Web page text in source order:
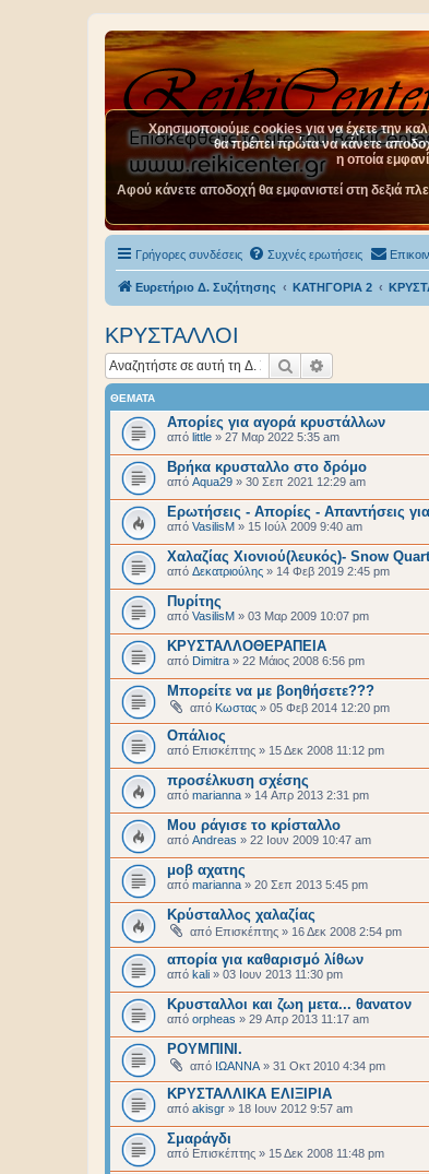
Γρήγορες συνδέσεις Συχνές ερωτήσεις
Ευρετήριο Δ. Συζήτησης ΚΑΤΗΓΟΡΙΑ 2
ΚΡΥΣΤΑΛΛΟΙ
Αναζήτηση
ΘΈΜΑΤΑ
Απορίες για αγορά κρυστάλλων
από little » 27 Μαρ 2022 5:35 am
Βρήκα κρυσταλλο στο δρόμο
από Aqua29 » 30 Σεπ 2021 12:29 am
Ερωτήσεις - Απορίες - Απαντήσεις
από VasilisM » 15 Ιούλ 2009 9:40 am
Χαλαζίας Χιονιού(λευκός)- Snow
από Δεκατριούλης » 14 Φεβ 2019 2:45 pm
Πυρίτης
από VasilisM » 03 Μαρ 2009 10:07 pm
ΚΡΥΣΤΑΛΛΟΘΕΡΑΠΕΙΑ
από Dimitra » 22 Μάιος 2008 6:56 pm
Μπορείτε να με βοηθήσετε???
από Κωστας » 05 Φεβ 2014 12:20 pm
Οπάλιος
από Επισκέπτης » 15 Δεκ 2008 11:12 pm
προσέλκυση σχέσης
από marianna » 14 Απρ 2013 2:31 pm
Μου ράγισε το κρίσταλλο
από Andreas » 22 Ιουν 2009 10:47 am
μοβ αχατης
από marianna » 20 Σεπ 2013 5:45 pm
Κρύσταλλος χαλαζίας
από Επισκέπτης » 16 Δεκ 2008 2:54 pm
απορία για καθαρισμό λίθων
από kali » 03 Ιουν 2013 11:30 pm
Κρυσταλλοι και ζωη μετα... θανατον
από orpheas » 29 Απρ 2013 11:17 am
ΡΟΥΜΠΙΝΙ.
από ΙΩΑΝΝΑ » 31 Οκτ 2010 4:34 pm
ΚΡΥΣΤΑΛΛΙΚΑ ΕΛΙΞΙΡΙΑ
από akisgr » 18 Ιουν 2012 9:57 am
Σμαράγδι
από Επισκέπτης » 15 Δεκ 2008 11:48 pm
Χρησιμοποιούμε cookies για να έχετε την
θα πρέπει πρώτα να κάνετε
η οποία
Αφού κάνετε αποδοχή θα εμφανιστεί στη δεξιά